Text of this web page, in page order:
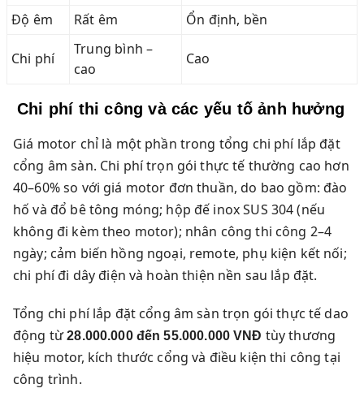
Độ êm Rất êm Ổn định, bền
Chi phí
Trung bình –
cao
Cao
Chi phí thi công và các yếu tố ảnh hưởng
Giá motor chỉ là một phần trong tổng chi phí lắp đặt
cổng âm sàn. Chi phí trọn gói thực tế thường cao hơn
40–60% so với giá motor đơn thuần, do bao gồm: đào
hố và đổ bê tông móng; hộp đế inox SUS 304 (nếu
không đi kèm theo motor); nhân công thi công 2–4
ngày; cảm biến hồng ngoại, remote, phụ kiện kết nối;
chi phí đi dây điện và hoàn thiện nền sau lắp đặt.
Tổng chi phí lắp đặt cổng âm sàn trọn gói thực tế dao
động từ28.000.000 đến 55.000.000 VNĐ tùy thương
hiệu motor, kích thước cổng và điều kiện thi công tại
công trình.